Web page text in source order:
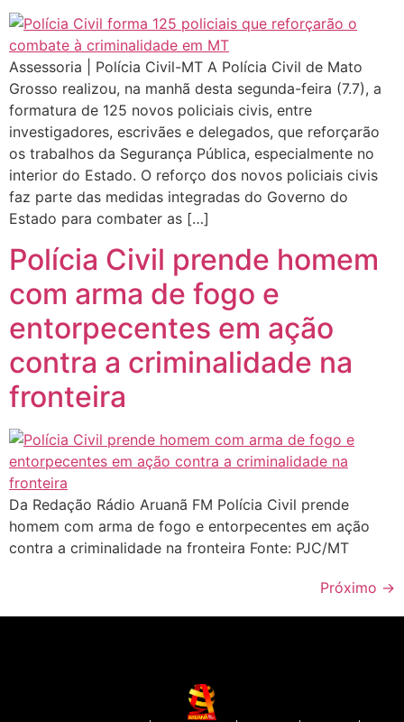
Assessoria | Polícia Civil-MT A Polícia Civil de Mato
Grosso realizou, na manhã desta segunda-feira (7.7), a
formatura de 125 novos policiais civis, entre
investigadores, escrivães e delegados, que reforçarão
os trabalhos da Segurança Pública, especialmente no
interior do Estado. O reforço dos novos policiais civis
faz parte das medidas integradas do Governo do
Estado para combater as […]
Polícia Civil prende homem
com arma de fogo e
entorpecentes em ação
contra a criminalidade na
fronteira
Da Redação Rádio Aruanã FM Polícia Civil prende
homem com arma de fogo e entorpecentes em ação
contra a criminalidade na fronteira Fonte: PJC/MT
Próximo →